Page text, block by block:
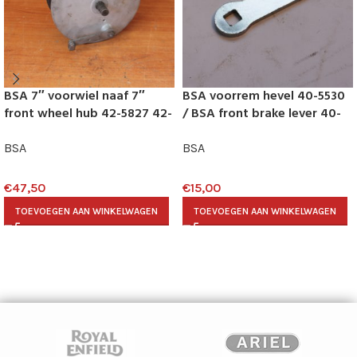
BSA 7″ voorwiel naaf 7″
front wheel hub 42-5827 42-
BSA
€47,50
TOEVOEGEN AAN WINKELWAGEN
BSA voorrem hevel 40-5530
/ BSA front brake lever 40-
BSA
€15,00
TOEVOEGEN AAN WINKELWAGEN